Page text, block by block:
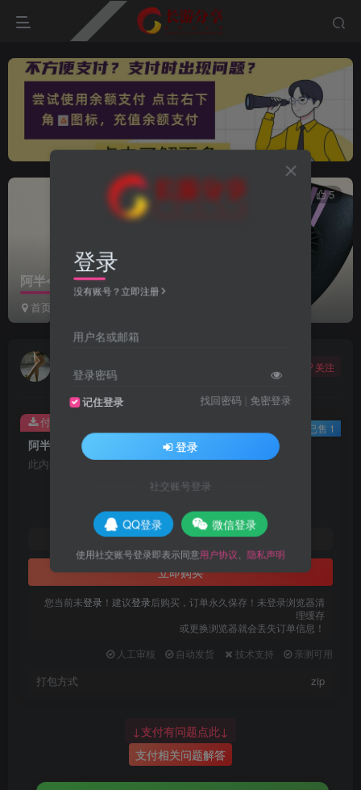
阿半今天很开心cos写真合集五
首页
5
4个月前更新
关注
阿半今天很开心cos写真合集五
此内容为付费资源，请付费后查看
R币22 限时特惠
R币27
黄金会员R币17 代理会员
立即购买
您当前未登录 ！建议登录后购买，订单永久保存！未登录浏览器清
理缓存
或更换浏览器就会丢失订单信息！
人工审核
自动发货 技术支持 亲测可用
打包方式 zip
付费资源 已售 1
↓支付有问题点此↓
支付相关问题解答
登录
没有账号？立即注册
用户名或邮箱
登录密码
记住登录 找回密码 |免密登录
登录
社交账号登录
QQ登录 微信登录
使用社交账号登录即表示同意用户协议、隐私声明